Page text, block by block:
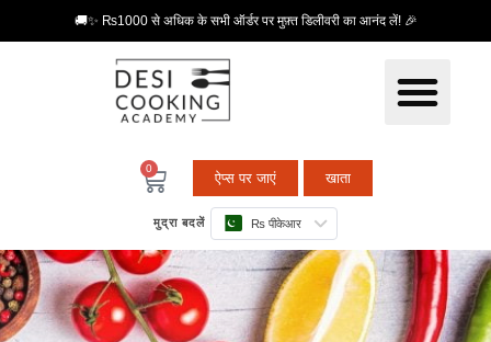
🚚✨ ₨1000 से अधिक के सभी ऑर्डर पर मुफ़्त डिलीवरी का आनंद लें! 🎉
0
ऐप्स पर जाएं खाता
मुद्रा बदलें ₨ पीकेआर